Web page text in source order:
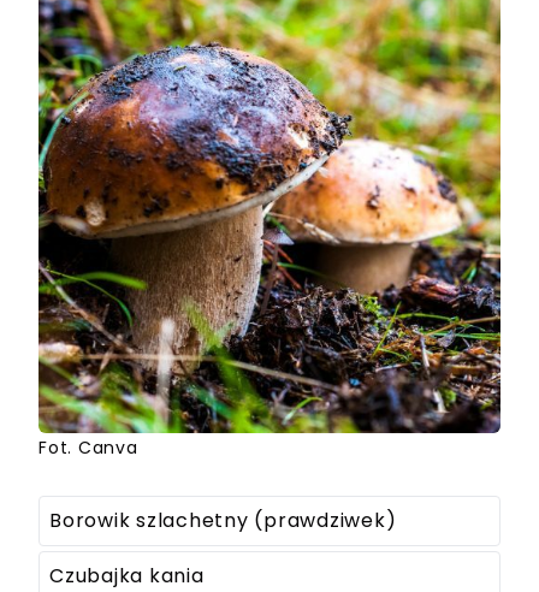
Fot. Canva
Borowik szlachetny (prawdziwek)
Czubajka kania